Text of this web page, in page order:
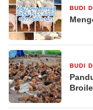
BUDI
BUDI